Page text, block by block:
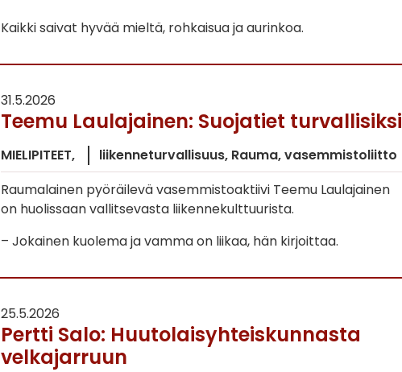
Kaikki saivat hyvää mieltä, rohkaisua ja aurinkoa.
31.5.2026
Teemu Laulajainen: Suojatiet turvallisiksi
MIELIPITEET liikenneturvallisuus Rauma vasemmistoliitto
Raumalainen pyöräilevä vasemmistoaktiivi Teemu Laulajainen
on huolissaan vallitsevasta liikennekulttuurista.
– Jokainen kuolema ja vamma on liikaa, hän kirjoittaa.
25.5.2026
Pertti Salo: Huutolaisyhteiskunnasta
velkajarruun